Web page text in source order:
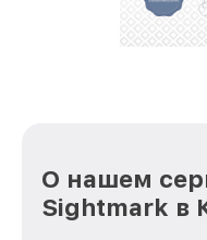
О нашем
Sightmark в